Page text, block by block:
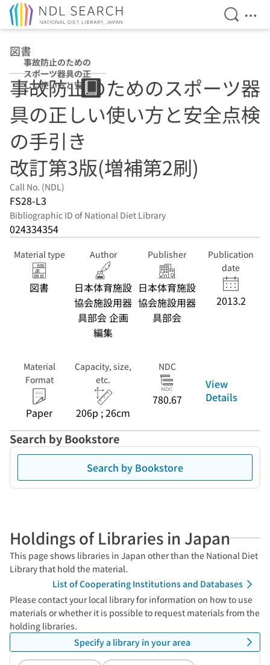
Open
図書
事故防止のための
スポーツ器具の正
しい使い方と安全
点検の手引き 改
訂第3版(増補第2
刷)
事故防止のためのスポーツ器
具の正しい使い方と安全点検
の手引き
改訂第3版(増補第2刷)
Call No. (NDL)
FS28-L3
Bibliographic ID of National Diet Library
024334354
Material type
図書
Author
日本体育施設
協会施設用器
具部会 企画
編集
Publisher
日本体育施設
協会施設用器
具部会
Publication
date
2013.2
Material
Format
Paper
Capacity, size,
etc.
206p ; 26cm
NDC
780.67
View
Details
Search by Bookstore
Search by Bookstore
Holdings of Libraries in Japan
This page shows libraries in Japan other than the National Diet
Library that hold the material.
List of Cooperating Institutions and Databases
Please contact your local library for information on how to use
materials or whether it is possible to request materials from the
holding libraries.
Specify a library in your area